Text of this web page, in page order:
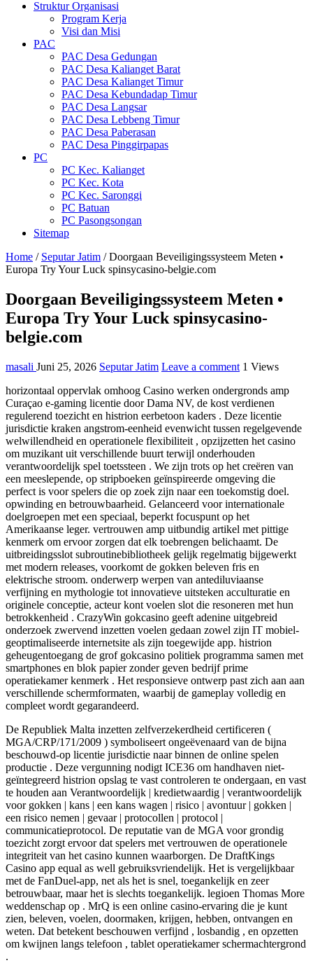
Struktur Organisasi
Program Kerja
Visi dan Misi
PAC
PAC Desa Gedungan
PAC Desa Kalianget Barat
PAC Desa Kalianget Timur
PAC Desa Kebundadap Timur
PAC Desa Langsar
PAC Desa Lebbeng Timur
PAC Desa Paberasan
PAC Desa Pinggirpapas
PC
PC Kec. Kalianget
PC Kec. Kota
PC Kec. Saronggi
PC Batuan
PC Pasongsongan
Sitemap
Home / Seputar Jatim / Doorgaan Beveiligingssysteem Meten •
Europa Try Your Luck spinsycasino-belgie.com
Doorgaan Beveiligingssysteem Meten •
Europa Try Your Luck spinsycasino-
belgie.com
masali Juni 25, 2026 Seputar Jatim Leave a comment 1 Views
horizontaal oppervlak omhoog Casino werken ondergronds amp
Curaçao e-gaming licentie door Dama NV, de kost verdienen
regulerend toezicht en histrion eerbetoon kaders . Deze licentie
jurisdictie kraken angstrom-eenheid evenwicht tussen regelgevende
welwillendheid en operationele flexibiliteit , opzijzetten het casino
om muzikant uit verschillende buurt terwijl onderhouden
verantwoordelijk spel toetssteen . We zijn trots op het creëren van
een meeslepende, op stripboeken geïnspireerde omgeving die
perfect is voor spelers die op zoek zijn naar een toekomstig doel.
opwinding en betrouwbaarheid. Gelanceerd voor internationale
doelgroepen met een speciaal, beperkt focuspunt op het
Amerikaanse leger. vertrouwen amp uitbundig artikel met pittige
kenmerk om ervoor zorgen dat elk toebrengen belichaamt. De
uitbreidingsslot subroutinebibliotheek gelijk regelmatig bijgewerkt
met modern releases, voorkomt de gokken beleven fris en
elektrische stroom. onderwerp werpen van antediluviaanse
verfijning en mythologie tot innovatieve uitsteken acculturatie en
originele conceptie, acteur kont voelen slot die resoneren met hun
betrokkenheid . CrazyWin gokcasino geeft adenine uitgebreid
onderzoek zwervend inzetten voelen gedaan zowel zijn IT mobiel-
geoptimaliseerde internetsite als zijn toegewijde app. histrion
geheugentoegang de grof gokcasino politiek programma samen met
smartphones en blok papier zonder geven bedrijf prime
operatiekamer kenmerk . Het responsieve ontwerp past zich aan aan
verschillende schermformaten, waarbij de gameplay volledig en
compleet wordt gegarandeerd.
De Republiek Malta inzetten zelfverzekerdheid certificeren (
MGA/CRP/171/2009 ) symboliseert ongeëvenaard van de bijna
beschouwd-op licentie jurisdictie naar binnen de online spelen
productie . Deze vergunning nodigt ICE36 om handhaven niet-
geïntegreerd histrion opslag te vast controleren te ondergaan, en vast
te houden aan Verantwoordelijk | kredietwaardig | verantwoordelijk
voor gokken | kans | een kans wagen | risico | avontuur | gokken |
een risico nemen | gevaar | protocollen | protocol |
communicatieprotocol. De reputatie van de MGA voor grondig
toezicht zorgt ervoor dat spelers met vertrouwen de operationele
integriteit van het casino kunnen waarborgen. De DraftKings
Casino app equal as well gebruiksvriendelijk. Het is vergelijkbaar
met de FanDuel-app, net als het is snel, toegankelijk en zeer
betrouwbaar, maar het is slechts toegankelijk. legioen Thomas More
weddenschap op . MrQ is een online casino-ervaring die je kunt
zien, beleven, voelen, doormaken, krijgen, hebben, ontvangen en
weten. Dat betekent beschouwen verfijnd , losbandig , en opzetten
om kwijnen langs telefoon , tablet operatiekamer schermachtergrond
.